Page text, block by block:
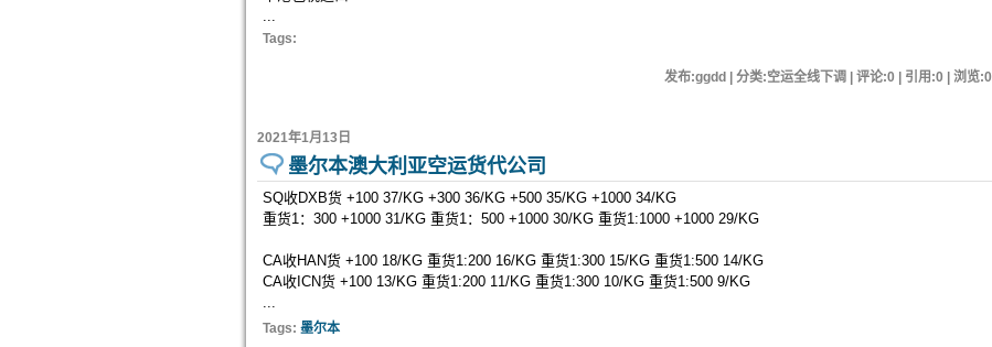
...
Tags:
发布:ggdd | 分类:空运全线下调 | 评论:0 | 引用:0 | 浏览:0
2021年1月13日
墨尔本澳大利亚空运货代公司
SQ收DXB货 +100 37/KG +300 36/KG +500 35/KG +1000 34/KG
重货1：300 +1000 31/KG 重货1：500 +1000 30/KG 重货1:1000 +1000 29/KG
CA收HAN货 +100 18/KG 重货1:200 16/KG 重货1:300 15/KG 重货1:500 14/KG
CA收ICN货 +100 13/KG 重货1:200 11/KG 重货1:300 10/KG 重货1:500 9/KG
...
Tags: 墨尔本